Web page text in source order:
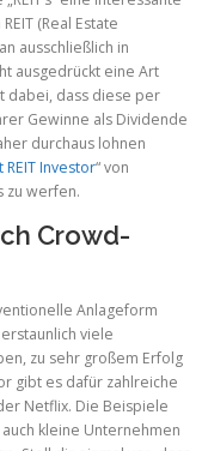
(Real Estate
ausschließlich in
ausgedrückt eine Art
dabei, dass diese per
Gewinne als Dividende
durchaus lohnen
Investor“ von
zu werfen.
Crowd-
Anlageform
viele
zu sehr großem Erfolg
gibt es dafür zahlreiche
Netflix. Die Beispiele
kleine Unternehmen